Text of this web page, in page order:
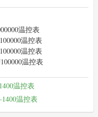
温控表
温控表
温控表
温控表
温控表
温控表